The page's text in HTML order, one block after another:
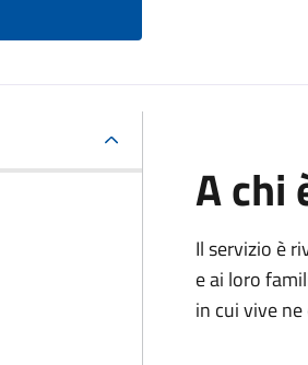
A chi
Il servizio è
e ai loro
in cui vive